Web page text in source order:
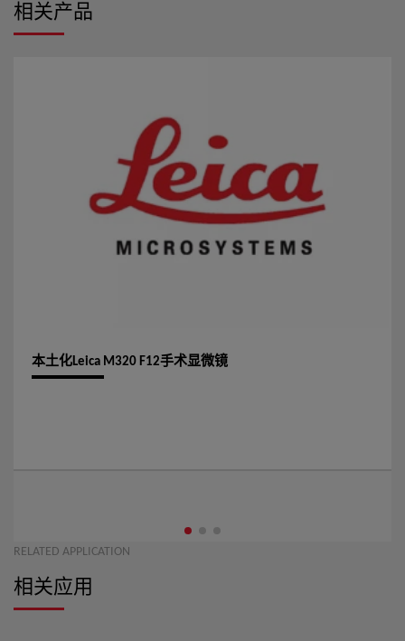
相关产品
本土化Leica M320 F12手术显微镜
RELATED APPLICATION
相关应用